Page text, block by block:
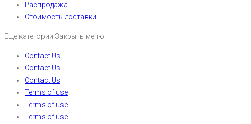
Распродажа
Стоимость доставки
Еще категории Закрыть меню
Contact Us
Contact Us
Contact Us
Terms of use
Terms of use
Terms of use